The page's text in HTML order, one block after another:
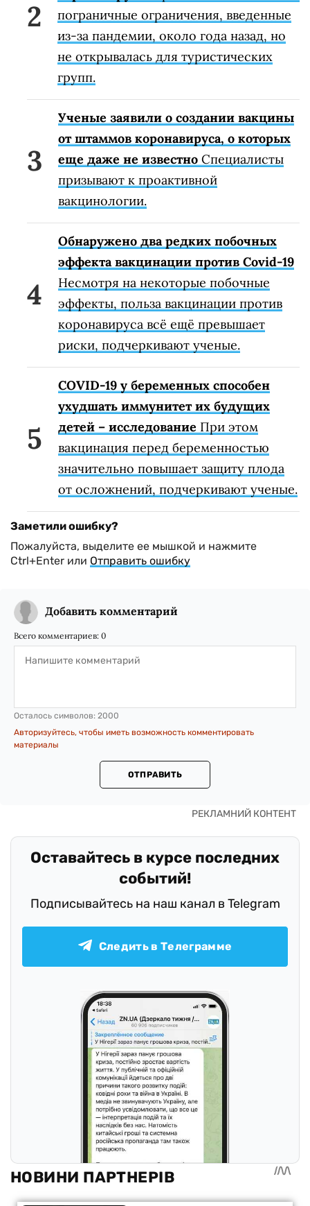
пограничные ограничения, введенные
из-за пандемии, около года назад, но
не открывалась для туристических
групп.
Ученые заявили о создании вакцины
от штаммов коронавируса, о которых
еще даже не известно Специалисты
призывают к проактивной
вакцинологии.
Обнаружено два редких побочных
эффекта вакцинации против Covid-19
Несмотря на некоторые побочные
эффекты, польза вакцинации против
коронавируса всё ещё превышает
риски, подчеркивают ученые.
COVID-19 у беременных способен
ухудшать иммунитет их будущих
детей – исследование При этом
вакцинация перед беременностью
значительно повышает защиту плода
от осложнений, подчеркивают ученые.
Заметили ошибку?
Пожалуйста, выделите ее мышкой и нажмите
Ctrl+Enter или Отправить ошибку
Добавить комментарий
Всего комментариев: 0
Осталось символов: 2000
Авторизуйтесь, чтобы иметь возможность комментировать
материалы
ОТПРАВИТЬ
Оставайтесь в курсе последних
событий!
Подписывайтесь на наш канал в Telegram
Следить в Телеграмме